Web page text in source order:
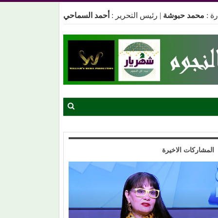
: محمد حبوشة | رئيس التحرير : أحمد السماحي
المشاركات الاخيرة